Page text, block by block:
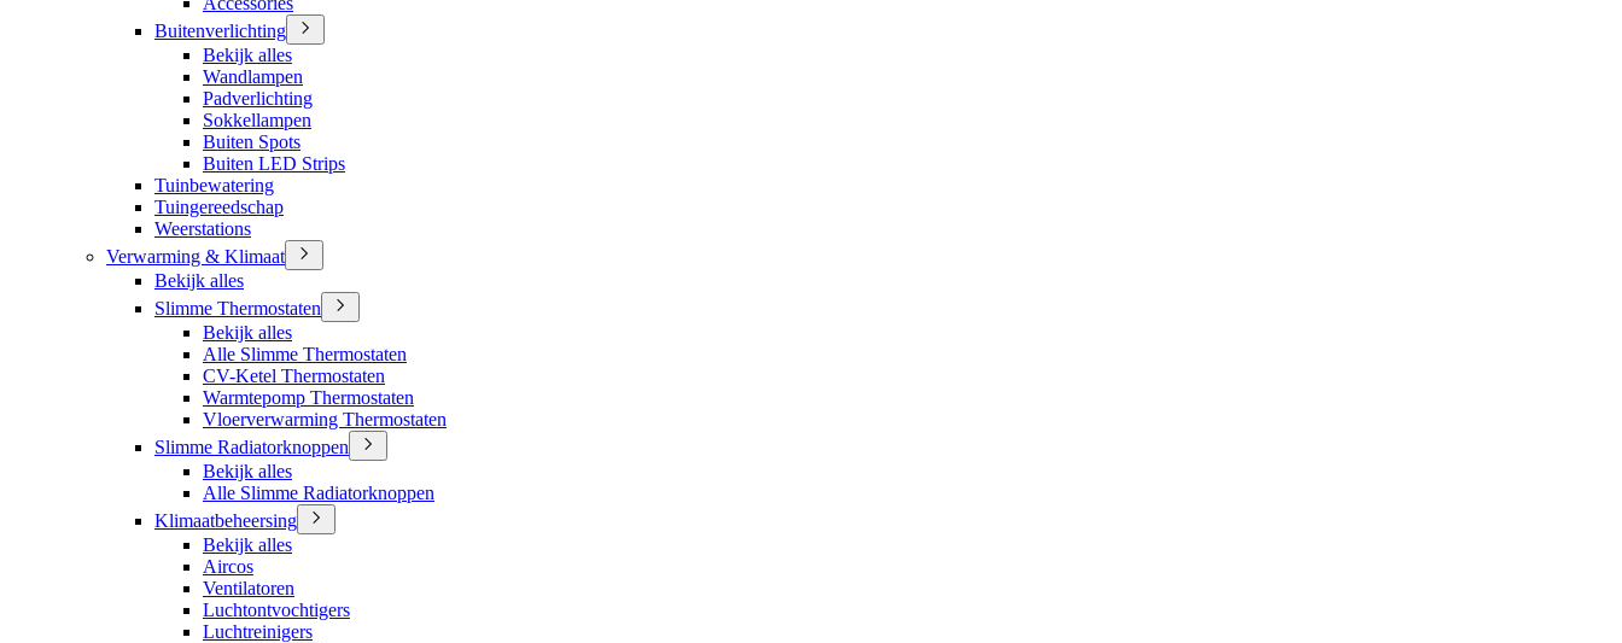
Buitenverlichting
Bekijk alles
Wandlampen
Padverlichting
Sokkellampen
Buiten Spots
Buiten LED Strips
Tuinbewatering
Tuingereedschap
Weerstations
Verwarming & Klimaat
Bekijk alles
Slimme Thermostaten
Bekijk alles
Alle Slimme Thermostaten
CV-Ketel Thermostaten
Warmtepomp Thermostaten
Vloerverwarming Thermostaten
Slimme Radiatorknoppen
Bekijk alles
Alle Slimme Radiatorknoppen
Klimaatbeheersing
Bekijk alles
Aircos
Ventilatoren
Luchtontvochtigers
Luchtreinigers